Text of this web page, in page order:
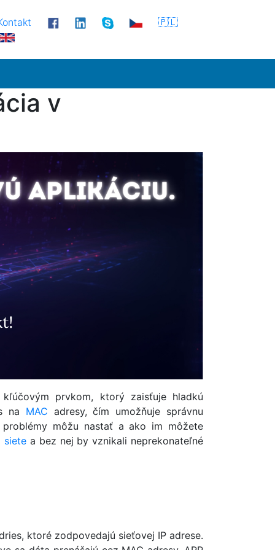
🇵🇱
v
prvkom, ktorý zaisťuje hladkú
na MAC adresy, čím umožňuje správnu
môžu nastať a ako im môžete
siete a bez nej by vznikali neprekonateľné
ktoré zodpovedajú sieťovej IP adrese.